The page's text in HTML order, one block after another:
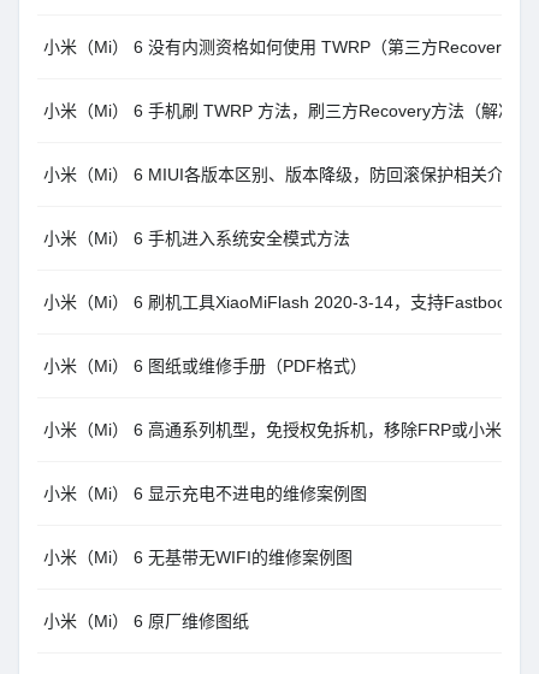
小米（Mi） 6 没有内测资格如何使用 TWRP（第三方Recovery）
小米（Mi） 6 手机刷 TWRP 方法，刷三方Recovery方法（解决卡
小米（Mi） 6 MIUI各版本区别、版本降级，防回滚保护相关介绍
小米（Mi） 6 手机进入系统安全模式方法
小米（Mi） 6 刷机工具XiaoMiFlash 2020-3-14，支持Fastboot、
小米（Mi） 6 图纸或维修手册（PDF格式）
小米（Mi） 6 高通系列机型，免授权免拆机，移除FRP或小米账
小米（Mi） 6 显示充电不进电的维修案例图
小米（Mi） 6 无基带无WIFI的维修案例图
小米（Mi） 6 原厂维修图纸